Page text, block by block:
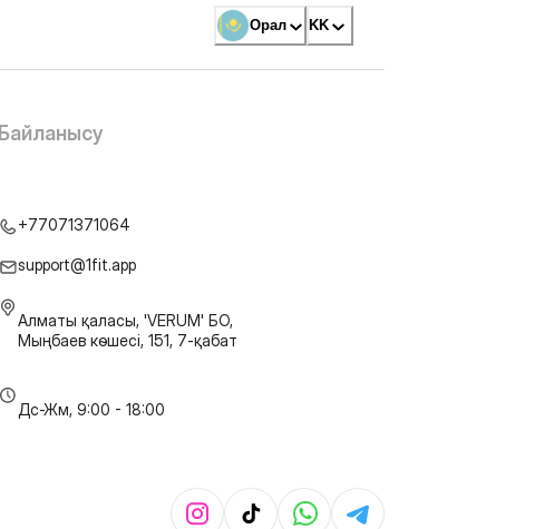
Орал KK
Байланысу
+77071371064
support@1fit.app
Алматы қаласы, 'VERUM' БО,
Мыңбаев көшесі, 151, 7-қабат
Дс-Жм, 9:00 - 18:00